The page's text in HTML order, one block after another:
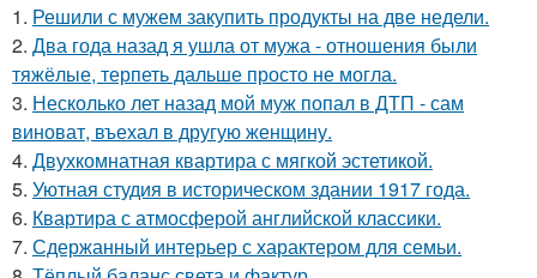
1. Решили с мужем закупить продукты на две недели.
2. Два года назад я ушла от мужа - отношения были
тяжёлые, терпеть дальше просто не могла.
3. Несколько лет назад мой муж попал в ДТП - сам
виноват, въехал в другую женщину.
4. Двухкомнатная квартира с мягкой эстетикой.
5. Уютная студия в историческом здании 1917 года.
6. Квартира с атмосферой английской классики.
7. Сдержанный интерьер с характером для семьи.